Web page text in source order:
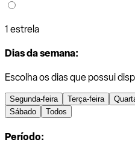
1 estrela
Dias da semana:
Escolha os dias que possui
Segunda-feira Terça-feira
Sábado
Todos
Período: